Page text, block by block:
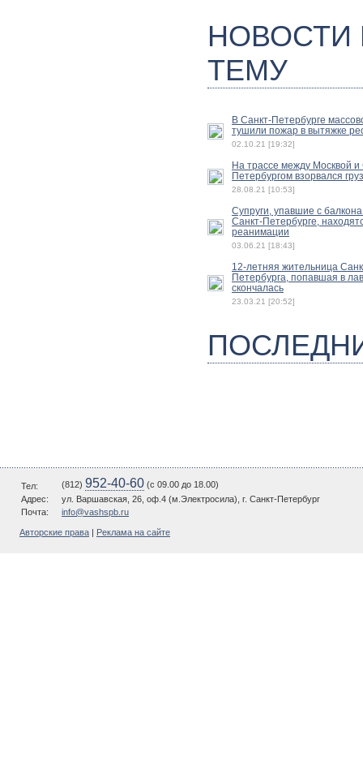
ТЕМУ
В Санкт-Петербурге
тушили пожар в вытяжке
02.10.21 [19:32]
На трассе между Москвой и
Петербургом взорвался
28.08.21 [10:53]
Супруги, упавшие с балкона
Санкт-Петербурге,
реанимации
03.06.21 [18:43]
12-летняя жительница
Петербурга, попавшая в
скончалась
23.03.21 [20:52]
Тел: (812) 952-40-60 (c 09.00 до 18.00)
Адрес:
ул. Варшавская, 26, оф.4 (м.Электросила), г. Санкт-Петербург
Почта:
info@vashspb.ru
Авторские права Реклама на сайте